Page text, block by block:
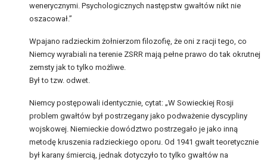
wenerycznymi. Psychologicznych następstw gwałtów nikt nie
oszacował.”
Wpajano radzieckim żołnierzom filozofię, że oni z racji tego, co
Niemcy wyrabiali na terenie ZSRR mają pełne prawo do tak okrutnej
zemsty jak to tylko możliwe.
Był to tzw. odwet.
Niemcy postępowali identycznie, cytat: „W Sowieckiej Rosji
problem gwałtów był postrzegany jako podważenie dyscypliny
wojskowej. Niemieckie dowództwo postrzegało je jako inną
metodę kruszenia radzieckiego oporu. Od 1941 gwałt teoretycznie
był karany śmiercią, jednak dotyczyło to tylko gwałtów na